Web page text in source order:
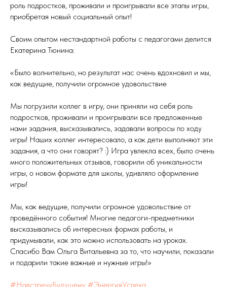
роль подростков, проживали и проигрывали все этапы игры,
приобретая новый социальный опыт!
Своим опытом нестандартной работы с педагогами делится
Екатерина Тюнина:
«Было волнительно, но результат нас очень вдохновил и мы,
как ведущие, получили огромное удовольствие
Мы погрузили коллег в игру, они приняли на себя роль
подростков, проживали и проигрывали все предложенные
нами задания, высказывались, задавали вопросы по ходу
игры! Наших коллег интересовало, а как дети выполняют эти
задания, а что они говорят? :) Игра увлекла всех, было очень
много положительных отзывов, говорили об уникальности
игры, о новом формате для школы, удивляло оформление
игры!
Мы, как ведущие, получили огромное удовольствие от
проведённого события! Многие педагоги-предметники
высказывались об интересных формах работы, и
придумывали, как это можно использовать на уроках.
Спасибо Вам Ольга Витальевна за то, что научили, показали
и подарили такие важные и нужные игры!»
#НавстречуБудущему #ЭнергияУспеха